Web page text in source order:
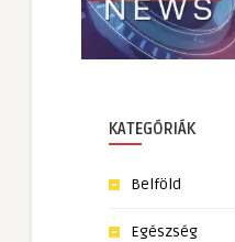
KATEGÓRIÁK
Belföld
Egészség